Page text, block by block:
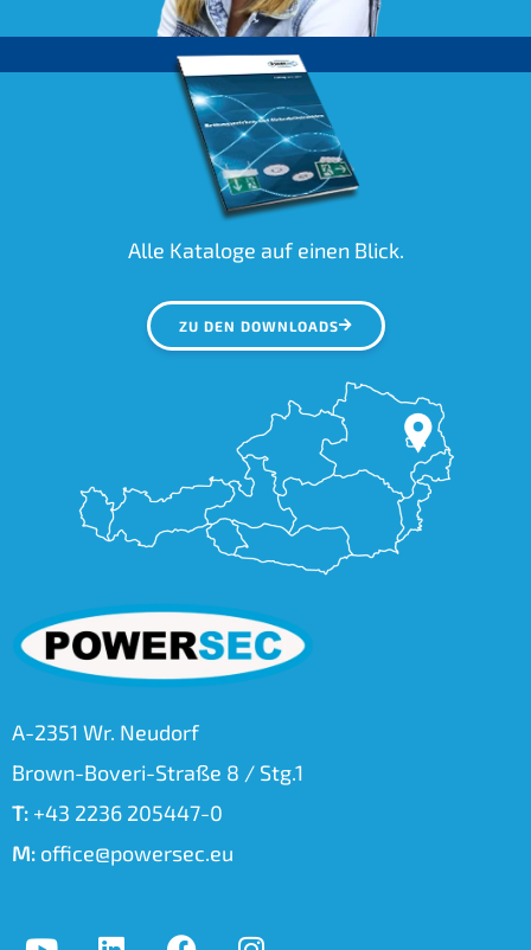
Alle Kataloge auf einen Blick.
ZU DEN DOWNLOADS
A-2351 Wr. Neudorf
Brown-Boveri-Straße 8 / Stg.1
T: +43 2236 205447-0
M: office@powersec.eu